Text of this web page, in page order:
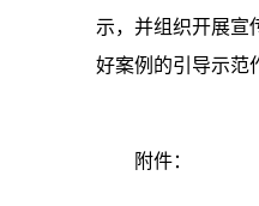
示，并组织开展宣
好案例的引导示范
附件：